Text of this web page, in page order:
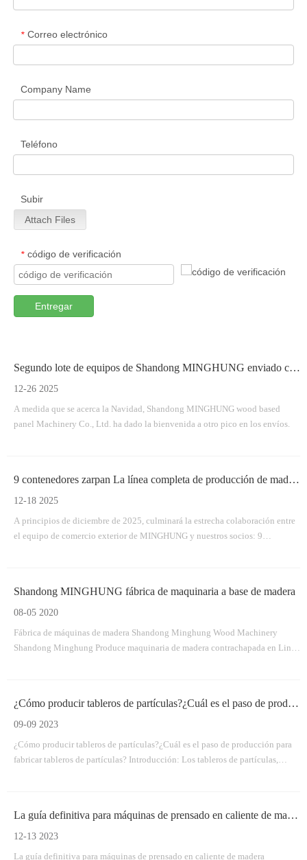
* Correo electrónico
Company Name
Teléfono
Subir
Attach Files
* código de verificación
Entregar
Segundo lote de equipos de Shandong MINGHUNG enviado con éxito
12-26 2025
A medida que se acerca la Navidad, Shandong MINGHUNG wood based
panel Machinery Co., Ltd. ha dado la bienvenida a otro pico en los envíos.
9 contenedores zarpan La línea completa de producción de madera contrachapada de MINGHUNG parte con éxito
12-18 2025
A principios de diciembre de 2025, culminará la estrecha colaboración entre
el equipo de comercio exterior de MINGHUNG y nuestros socios: 9
Shandong MINGHUNG fábrica de maquinaria a base de madera
08-05 2020
Fábrica de máquinas de madera Shandong Minghung Wood Machinery
Shandong Minghung Produce maquinaria de madera contrachapada en Linyi
pelado de veneno, madera vywood vly vywwood Vwood vywood
¿Cómo producir tableros de partículas?¿Cuál es el paso de producción?
09-09 2023
¿Cómo producir tableros de partículas?¿Cuál es el paso de producción para
fabricar tableros de partículas? Introducción: Los tableros de partículas,
La guía definitiva para máquinas de prensado en caliente de madera contrachapada: elaboración de madera contrachapada de alta calidad
12-13 2023
La guía definitiva para máquinas de prensado en caliente de madera